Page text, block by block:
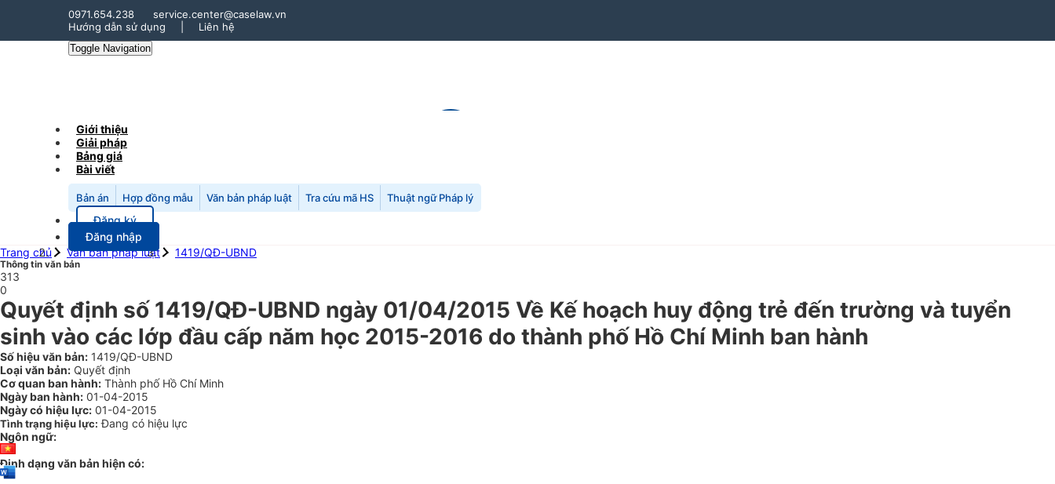
0971.654.238
service.center@caselaw.vn
Hướng dẫn sử dụng
Liên hệ
Toggle Navigation
Giới thiệu
Giải pháp
Bảng giá
Bài viết
Bản án Hợp đồng mẫu Văn bản pháp luật Tra cứu mã HS Thuật ngữ Pháp lý
Đăng ký
Đăng nhập
Trang chủ
Văn bản pháp luật 1419/QĐ-UBND
Thông tin văn bản
313
0
Quyết định số 1419/QĐ-UBND ngày 01/04/2015 Về Kế hoạch huy động trẻ đến trường và tuyển
sinh vào các lớp đầu cấp năm học 2015-2016 do thành phố Hồ Chí Minh ban hành
Số hiệu văn bản: 1419/QĐ-UBND
Loại văn bản: Quyết định
Cơ quan ban hành: Thành phố Hồ Chí Minh
Ngày ban hành: 01-04-2015
Ngày có hiệu lực: 01-04-2015
Tình trạng hiệu lực: Đang có hiệu lực
Ngôn ngữ:
Định dạng văn bản hiện có: